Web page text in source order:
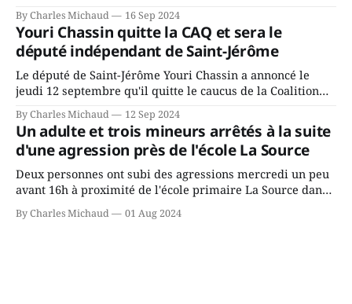
depuis longtemps? Sera-t-il candidat indépendant dans 2
ans? Joindrait-il un autre parti, par exemple les
conservateurs d’Éric Duhaime? Que lui
By Charles Michaud 16 Sep 2024
Youri Chassin quitte la CAQ et sera le
député indépendant de Saint-Jérôme
Le député de Saint-Jérôme Youri Chassin a annoncé le
jeudi 12 septembre qu'il quitte le caucus de la Coalition
gouvernement de la CAQ, surtout de son incapacité, qu'il
juge chronique, à offrir des
By Charles Michaud 12 Sep 2024
Un adulte et trois mineurs arrêtés à la suite
d'une agression près de l'école La Source
Deux personnes ont subi des agressions mercredi un peu
avant 16h à proximité de l'école primaire La Source dans
victimes aurait été écrasée sous un véhicule et aspergée
By Charles Michaud 01 Aug 2024